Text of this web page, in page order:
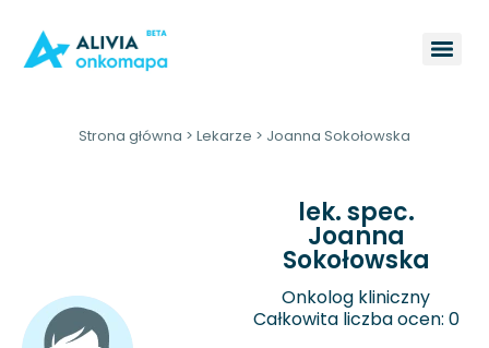
Strona główna > Lekarze > Joanna Sokołowska
lek. spec.
Joanna
Sokołowska
Onkolog kliniczny
Całkowita liczba ocen: 0